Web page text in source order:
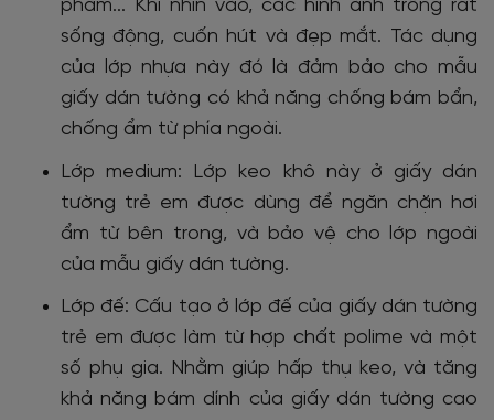
phẩm... Khi nhìn vào, các hình ảnh trông rất
sống động, cuốn hút và đẹp mắt. Tác dụng
của lớp nhựa này đó là đảm bảo cho mẫu
giấy dán tường có khả năng chống bám bẩn,
chống ẩm từ phía ngoài.
Lớp medium:
Lớp keo khô này ở giấy dán
tường trẻ em được dùng để ngăn chặn hơi
ẩm từ bên trong, và bảo vệ cho lớp ngoài
của mẫu giấy dán tường.
Lớp đế: Cấu tạo ở lớp đế của giấy dán tường
trẻ em được làm từ hợp chất polime và một
số phụ gia. Nhằm giúp hấp thụ keo, và tăng
khả năng bám dính của giấy dán tường cao